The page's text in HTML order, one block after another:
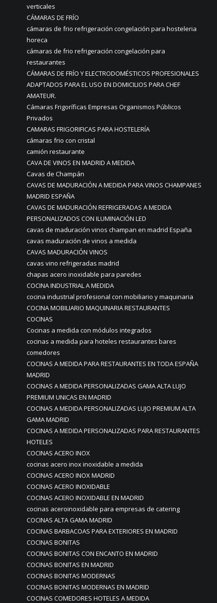
verticales
CÁMARAS DE FRÍO
cámaras de frio refrigeración congelación para hosteleria
horeca
cámaras de frio refrigeración congelación para
restaurantes
CÁMARAS DE FRÍO Y ELECTRODOMÉSTICOS PROFESIONALES
ADAPTADOS PARA EL USO EN DOMICILIOS PARA CHEF
AMATEUR.
Cámaras Frigoríficas Empresas Organismos Públicos
Privados
CAMARAS FRIGORIFICAS PARA HOSTELERÍA
cámaras frio con cristal
camión restaurante
CAVA DE VINOS EN MADRID A MEDIDA
Cavas de Champán
CAVAS DE MADURACIÓN A MEDIDA PARA VINOS CHAMPANES
MADRID ESPAÑA
CAVAS DE MADURACIÓN REFRIGERADAS A MEDIDA
PERSONALIZADOS CON ILUMINACIÓN LED
cavas de maduración vinos champan en madrid España
cavas maduración de vinos a medida
CAVAS MADURACIÓN VINOS
cavas vino refrigeradas madrid
chapas acero inoxidable para paredes
COCINA INDUSTRIAL A MEDIDA
cocina industrial profesional con mobiliario y maquinaria
COCINA MOBILIARIO MAQUINARIA RESTAURANTES
COCINAS
Cocinas a medida con módulos integrados
cocinas a medida para hoteles restaurantes bares
comedores
COCINAS A MEDIDA PARA RESTAURANTES EN TODA ESPAÑA
MADRID
COCINAS A MEDIDA PERSONALIZADAS GAMA ALTA LUJO
PREMIUM UNICAS EN MADRID
COCINAS A MEDIDA PERSONALIZADAS LUJO PREMIUM ALTA
GAMA MADRID
COCINAS A MEDIDA PERSONALIZADAS PARA RESTAURANTES
HOTELES
COCINAS ACERO INOX
cocinas acero inox inoxidable a medida
COCINAS ACERO INOX MADRID
COCINAS ACERO INOXIDABLE
COCINAS ACERO INOXIDABLE EN MADRID
cocinas aceroinoxidable para empresas de catering
COCINAS ALTA GAMA MADRID
COCINAS BARBACOAS PARA EXTERIORES EN MADRID
COCINAS BONITAS
COCINAS BONITAS CON ENCANTO EN MADRID
COCINAS BONITAS EN MADRID
COCINAS BONITAS MODERNAS
COCINAS BONITAS MODERNAS EN MADRID
COCINAS COMEDORES HOTELES A MEDIDA